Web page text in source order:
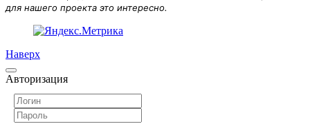
для нашего проекта это интересно.
Наверх
Авторизация